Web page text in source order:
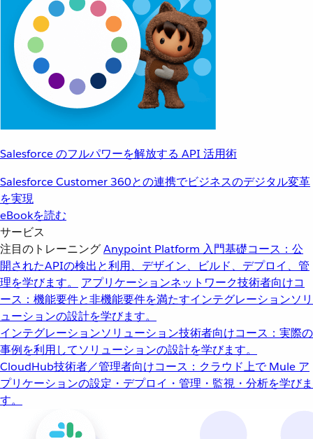
Salesforce のフルパワーを解放する API 活用術
Salesforce Customer 360との連携でビジネスのデジタル変革
を実現
eBookを読む
サービス
注目のトレーニングAnypoint Platform 入門基礎コース：公
開されたAPIの検出と利用、デザイン、ビルド、デプロイ、管
理を学びます。
アプリケーションネットワーク技術者向けコ
ース：機能要件と非機能要件を満たすインテグレーションソリ
ューションの設計を学びます。
インテグレーションソリューション技術者向けコース：実際の
事例を利用してソリューションの設計を学びます。
CloudHub技術者／管理者向けコース：クラウド上で Mule ア
プリケーションの設定・デプロイ・管理・監視・分析を学びま
す。